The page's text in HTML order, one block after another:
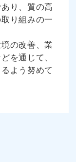
り、質の高
り組みの一
の改善、業
を通じて、
よう努めて